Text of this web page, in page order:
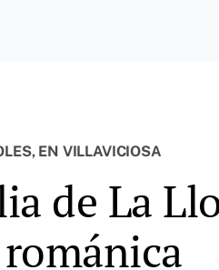
EN VILLAVICIOSA
de La